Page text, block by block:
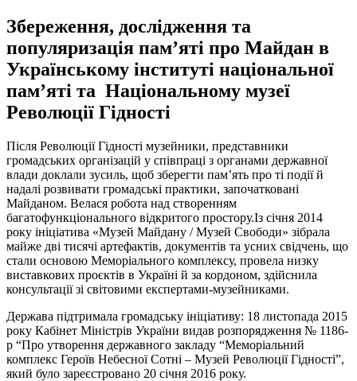
Збереження, дослідження та
популяризація пам’яті про Майдан в
Українському інституті національної
пам’яті та Національному музеї
Революції Гідності
Після Революції Гідності музейники, представники
громадських організацій у співпраці з органами державної
влади доклали зусиль, щоб зберегти пам’ять про ті події й
надалі розвивати громадські практики, започатковані
Майданом. Велася робота над створенням
багатофункціонального відкритого простору.Із січня 2014
року ініціатива «Музей Майдану / Музей Свободи» зібрала
майже дві тисячі артефактів, документів та усних свідчень, що
стали основою Меморіального комплексу, провела низку
виставкових проєктів в Україні й за кордоном, здійснила
консультації зі світовими експертами-музейниками.
Держава підтримала громадську ініціативу: 18 листопада 2015
року Кабінет Міністрів України видав розпорядження № 1186-
р “Про утворення державного закладу “Меморіальний
комплекс Героїв Небесної Сотні – Музей Революції Гідності”,
який було зареєстровано 20 січня 2016 року.